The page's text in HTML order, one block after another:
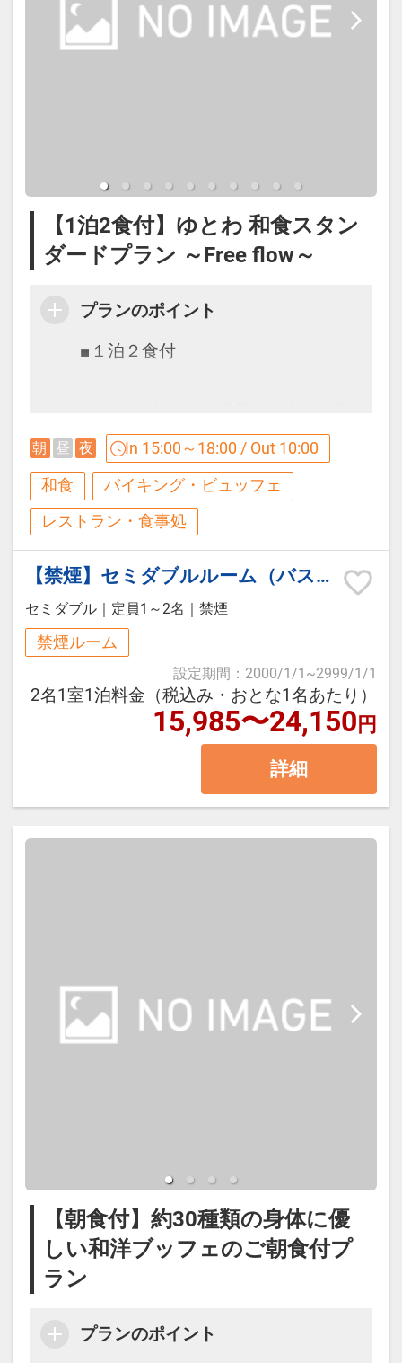
用はできません。クレジットカー
ド、モバイル決済（ＱＲ決済）、交
のご朝食をお付けしたプランです。
添い寝のお子様もご自由にお召し上
がりください。
※コンドミニアム棟にはフロントは
ございません。ご到着・ご出発、ご
すので予めご了承下さい。
添い寝のお子様もご自由にお召し上
がりください。
【ライブラリーラウンジ】
ご用意しているソフトドリンク類は
フリーでお愉しみいただけます。
また19時から22時まではソフトドリ
ンクに加えて、ウィスキー等もご準
備しています。
・アレルギー対応について
当ホテルではブッフェスタイルでご
断でお召し上がりいただけますよう
お願い申し上げます。
かになると評判のナトリウム-塩化物
泉（自家源泉）です。
（営業時間15：00～23：00 / 6：00
※※※ソファーベッドについて
【1泊2食付】ゆとわ 和食スタン
ダードプラン ～Free flow～
プランのポイント
■１泊２食付
用はできません。クレジットカー
ド、モバイル決済（ＱＲ決済）、交
通系ICのご利用となります。
四季に拘った料理の数々は、一品一
品を組み合わせることで新しい味覚
と愉しさを演出する、 料理長が趣向
を凝らしたブッフェ（約15品）と組
み合わせた和食料理です。
※コンドミニアム棟にはフロントは
ございません。お食事等の際にはホ
テルエリア（東棟）までお越しいた
【お部屋】※全室禁煙です。
◇ホテルエリア◇
※セミダブル客室にはシャワー・バ
スタブはついていません。
※ツインルームはシャワーブースの
朝 昼 夜 In 15:00～18:00 / Out 10:00
和食
バイキング・ビュッフェ
レストラン・食事処
【禁煙】セミダブルルーム（バスタブ・シャワー・洗面台なし）
セミダブル｜ 定員1～2名 禁煙
禁煙ルーム
設定期間 ： 2000/1/1 ~2999/1/1
2名1室1泊料金（税込み・おとな1名あたり）
15,985〜24,150円
詳細
【朝食付】約30種類の身体に優
しい和洋ブッフェのご朝食付プ
ラン
プランのポイント